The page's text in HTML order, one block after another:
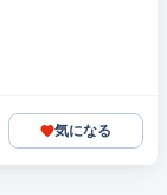
気になる